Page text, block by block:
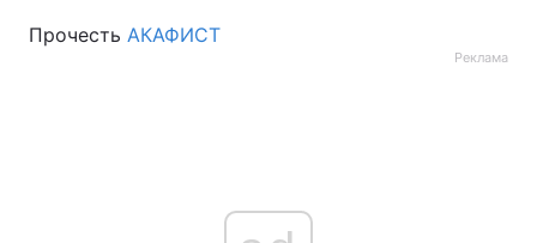
Прочесть АКАФИСТ
Реклама